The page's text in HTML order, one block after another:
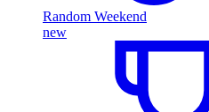
Random Weekend
new